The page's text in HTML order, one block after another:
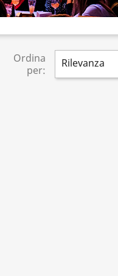
Ordina
per:
Rilevanza